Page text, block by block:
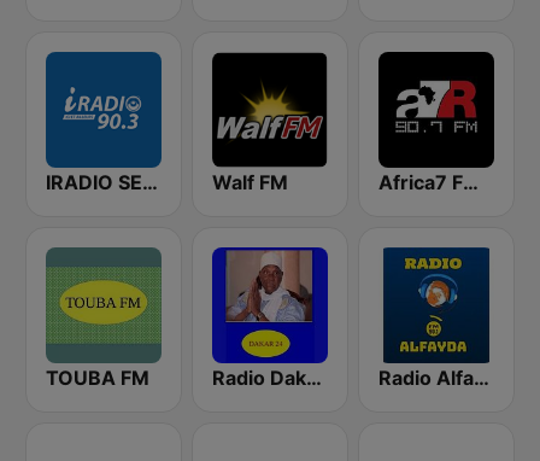
IRADIO SENEGAL Walf FM Africa7 FM 90.7
TOUBA FM Radio Dakar 24 Radio Alfayda 90.1 FM